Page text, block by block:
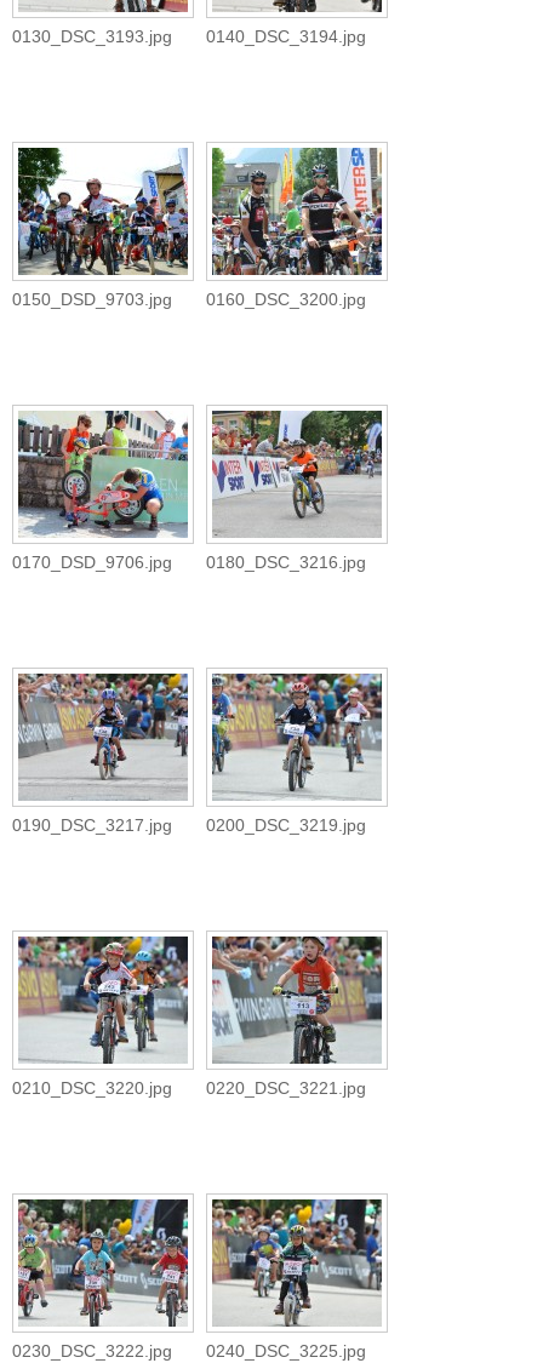
0130_DSC_3193.jpg 0140_DSC_3194.jpg
0150_DSD_9703.jpg 0160_DSC_3200.jpg
0170_DSD_9706.jpg 0180_DSC_3216.jpg
0190_DSC_3217.jpg 0200_DSC_3219.jpg
0210_DSC_3220.jpg 0220_DSC_3221.jpg
0230_DSC_3222.jpg 0240_DSC_3225.jpg